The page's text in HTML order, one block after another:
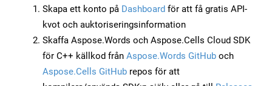
Skapa ett konto på Dashboard för att få gratis API-
kvot och auktoriseringsinformation
Skaffa Aspose.Words och Aspose.Cells Cloud SDK
för C++ källkod från Aspose.Words GitHub och
Aspose.Cells GitHub repos för att